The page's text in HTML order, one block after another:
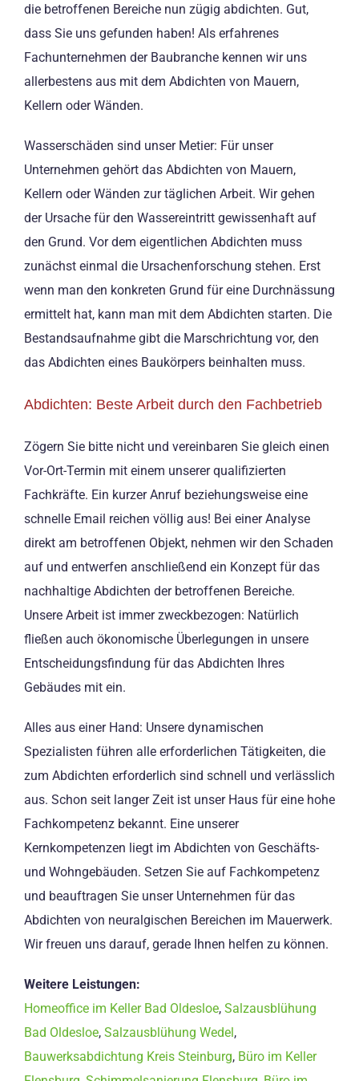
die betroffenen Bereiche nun zügig abdichten. Gut,
dass Sie uns gefunden haben! Als erfahrenes
Fachunternehmen der Baubranche kennen wir uns
allerbestens aus mit dem Abdichten von Mauern,
Kellern oder Wänden.
Wasserschäden sind unser Metier: Für unser
Unternehmen gehört das Abdichten von Mauern,
Kellern oder Wänden zur täglichen Arbeit. Wir gehen
der Ursache für den Wassereintritt gewissenhaft auf
den Grund. Vor dem eigentlichen Abdichten muss
zunächst einmal die Ursachenforschung stehen. Erst
wenn man den konkreten Grund für eine Durchnässung
ermittelt hat, kann man mit dem Abdichten starten. Die
Bestandsaufnahme gibt die Marschrichtung vor, den
das Abdichten eines Baukörpers beinhalten muss.
Abdichten: Beste Arbeit durch den Fachbetrieb
Zögern Sie bitte nicht und vereinbaren Sie gleich einen
Vor-Ort-Termin mit einem unserer qualifizierten
Fachkräfte. Ein kurzer Anruf beziehungsweise eine
schnelle Email reichen völlig aus! Bei einer Analyse
direkt am betroffenen Objekt, nehmen wir den Schaden
auf und entwerfen anschließend ein Konzept für das
nachhaltige Abdichten der betroffenen Bereiche.
Unsere Arbeit ist immer zweckbezogen: Natürlich
fließen auch ökonomische Überlegungen in unsere
Entscheidungsfindung für das Abdichten Ihres
Gebäudes mit ein.
Alles aus einer Hand: Unsere dynamischen
Spezialisten führen alle erforderlichen Tätigkeiten, die
zum Abdichten erforderlich sind schnell und verlässlich
aus. Schon seit langer Zeit ist unser Haus für eine hohe
Fachkompetenz bekannt. Eine unserer
Kernkompetenzen liegt im Abdichten von Geschäfts-
und Wohngebäuden. Setzen Sie auf Fachkompetenz
und beauftragen Sie unser Unternehmen für das
Abdichten von neuralgischen Bereichen im Mauerwerk.
Wir freuen uns darauf, gerade Ihnen helfen zu können.
Weitere Leistungen:
Homeoffice im Keller Bad Oldesloe, Salzausblühung
Bad Oldesloe, Salzausblühung Wedel,
Bauwerksabdichtung Kreis Steinburg, Büro im Keller